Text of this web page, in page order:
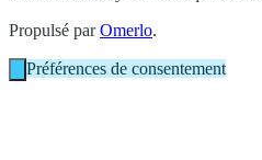
Propulsé parOmerlo.
Préférences de consentement